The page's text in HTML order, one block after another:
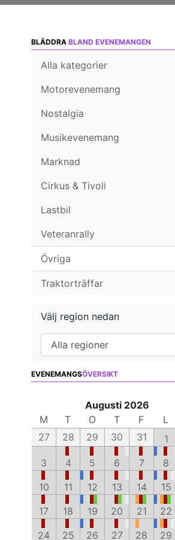
BLÄDDRA BLAND EVENEMANGEN
Alla kategorier
Motorevenemang
Nostalgia
Musikevenemang
Marknad
Cirkus & Tivoli
Lastbil
Veteranrally
Övriga
Traktorträffar
Välj region nedan
EVENEMANGSÖVERSIKT
Augusti 2026
M
T O T F L
27
28 29 30 31 1
3
4 5 6 7 8
10
11 12 13 14 15
17
18 19 20 21 22
24
25 26 27 28 29